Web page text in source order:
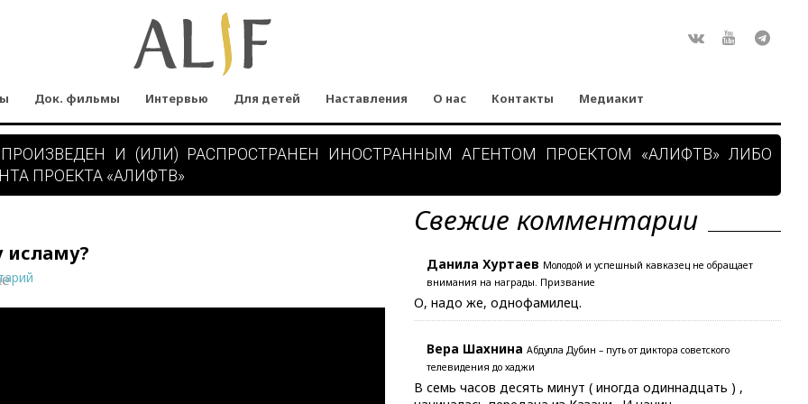
Док. фильмы Интервью Для детей Наставления О нас Контакты Медиакит
И (ИЛИ) РАСПРОСТРАНЕН ИНОСТРАННЫМ АГЕНТОМ ПРОЕКТОМ «АЛИФТВ» ЛИБО
ПРОЕКТА «АЛИФТВ»
исламу?
Свежие комментарии
Данила Хуртаев Молодой и успешный кавказец не обращает
внимания на награды. Призвание
О, надо же, однофамилец.
Вера Шахнина Абдулла Дубин – путь от диктора советского
телевидения до хаджи
В семь часов десять минут ( иногда одиннадцать ) ,